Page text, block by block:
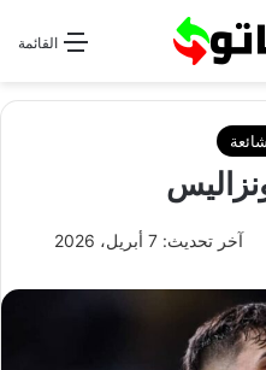
القائمة
آخر تحديث: 7 أبريل، 2026